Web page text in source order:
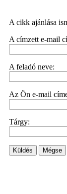
A cikk ajánlása
A címzett e-mail
A feladó neve:
Az Ön e-mail
Tárgy:
Küldés Mégse